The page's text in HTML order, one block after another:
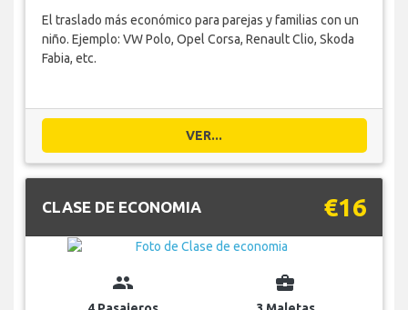
El traslado más económico para parejas y familias con un
niño. Ejemplo: VW Polo, Opel Corsa, Renault Clio, Skoda
Fabia, etc.
VER...
CLASE DE ECONOMIA €16
group business_center